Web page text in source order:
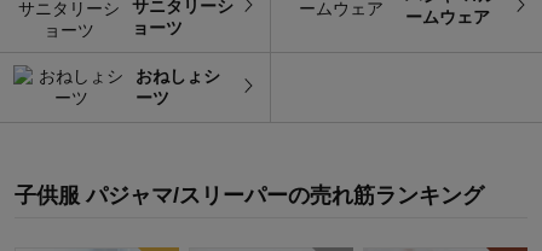
サニタリーシ
ョーツ
ームウェア
おねしょシ
ーツ
子供服 パジャマ/スリーパーの売れ筋ランキング